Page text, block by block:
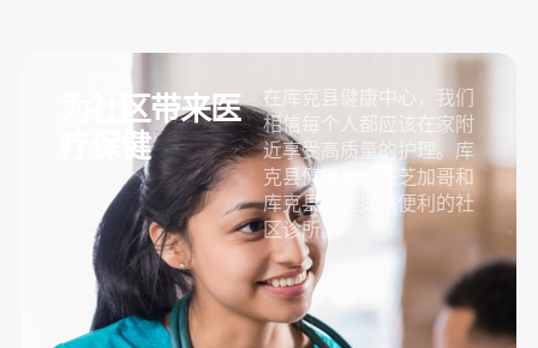
为社区带来医
疗保健
在库克县健康中心，我们
相信每个人都应该在家附
近享受高质量的护理。库
克县健康中心在芝加哥和
库克县郊区提供便利的社
区诊所。